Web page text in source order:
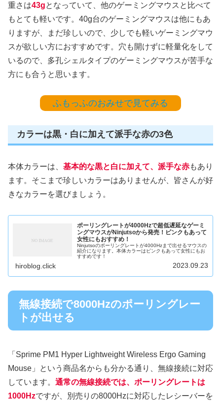
重さは43gとなっていて、他のゲーミングマウスと比べて
もとても軽いです。40g台のゲーミングマウスは他にもあ
りますが、まだ珍しいので、少しでも軽いゲーミングマウ
スが欲しい方におすすめです。穴も開けずに軽量化をして
いるので、多孔シェルタイプのゲーミングマウスが苦手な
方にも合うと思います。
ふもっふのおみせで見てみる
カラーは黒・白に加えて派手な赤の3色
本体カラーは、 基本的な黒と白に加えて、派手な赤もあり
ます。そこまで珍しいカラーはありませんが、皆さんが好
きなカラーを選びましょう。
ポーリングレートが4000Hzで超低遅延なゲーミ
ングマウスがNinjutsoから発売！ピンクもあって
女性にもおすすめ！
Ninjutsoのポーリングレートが4000Hzまで出せるマウスの
紹介になります。本体カラーはピンクもあって女性にもお
すすめです！
hiroblog.click 2023.09.23
無線接続で8000Hzのポーリングレー
トが出せる
「Sprime PM1 Hyper Lightweight Wireless Ergo Gaming
Mouse」という商品名からも分かる通り、無線接続に対応
しています。 通常の無線接続では、ポーリングレートは
1000Hzですが、別売りの8000Hzに対応したレシーバーを